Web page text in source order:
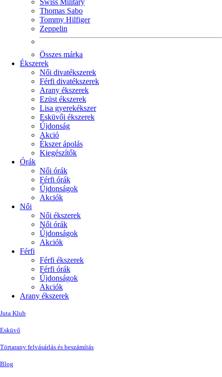
Swiss Military
Thomas Sabo
Tommy Hilfiger
Zeppelin
Összes márka
Ékszerek
Női divatékszerek
Férfi divatékszerek
Arany ékszerek
Ezüst ékszerek
Lisa gyerekékszer
Esküvői ékszerek
Újdonság
Akció
Ékszer ápolás
Kiegészítők
Órák
Női órák
Férfi órák
Újdonságok
Akciók
Női
Női ékszerek
Női órák
Újdonságok
Akciók
Férfi
Férfi ékszerek
Férfi órák
Újdonságok
Akciók
Arany ékszerek
Juta Klub
Esküvő
Törtarany felvásárlás és beszámítás
Blog